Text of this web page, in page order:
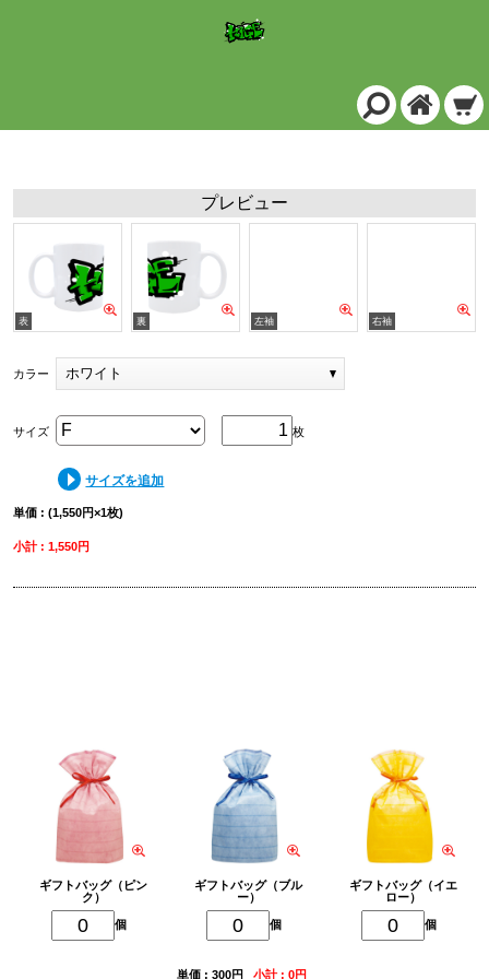
プレビュー
カラー ホワイト
枚
サイズ
サイズを追加
単価 : (1,550円×1枚)
小計 : 1,550円
ギフトバッグ（ピン
ク）
個
ギフトバッグ（ブル
ー）
個
ギフトバッグ（イエ
ロー）
個
単価 : 300円 小計 : 0円